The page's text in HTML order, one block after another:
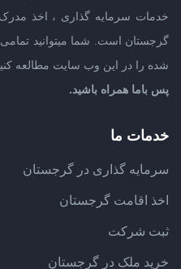
خدمات سرمایه گذاری ، اخذ
گرجستان است. شما میتوانید
شده را در این وب سایت مطالعه
پس باما همراه باشید.
خدمات ما
سرمایه گذاری در گرجستان
اخذ اقامت گرجستان
ثبت شرکت
خرید ملک در گرجستان